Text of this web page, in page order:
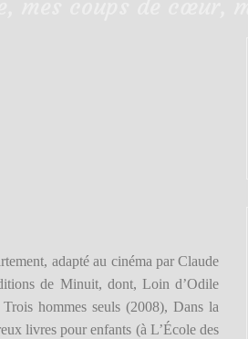
adapté au cinéma par Claude
de Minuit, dont, Loin d’Odile
Troishommes seuls (2008), Dans la
livres pour enfants (à L’École des